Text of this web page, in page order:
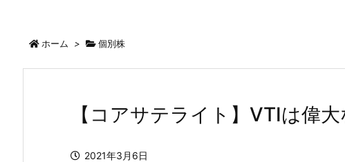
ホーム > 個別株
【コアサテライト】VTIは偉
2021年3月6日